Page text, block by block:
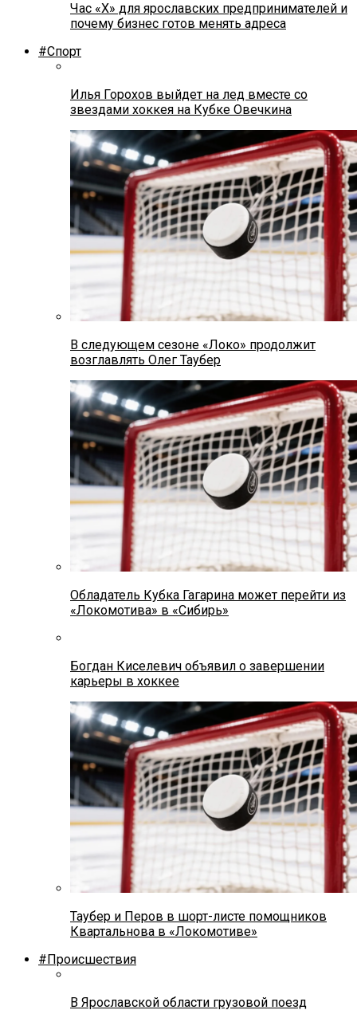
Час «Х» для ярославских предпринимателей и
почему бизнес готов менять адреса
#Спорт
Илья Горохов выйдет на лед вместе со
звездами хоккея на Кубке Овечкина
В следующем сезоне «Локо» продолжит
возглавлять Олег Таубер
Обладатель Кубка Гагарина может перейти из
«Локомотива» в «Сибирь»
Богдан Киселевич объявил о завершении
карьеры в хоккее
Таубер и Перов в шорт-листе помощников
Квартальнова в «Локомотиве»
#Происшествия
В Ярославской области грузовой поезд